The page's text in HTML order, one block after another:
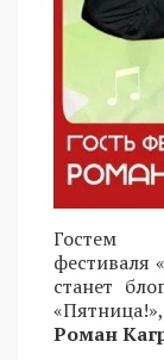
Гостем
фестиваля
станет
Роман